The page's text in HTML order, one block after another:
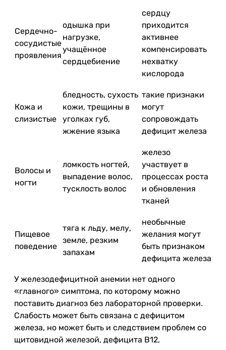
Сердечно-
сосудистые
проявления
одышка при
нагрузке,
учащённое
сердцебиение
сердцу
приходится
активнее
компенсировать
нехватку
кислорода
Кожа и
слизистые
бледность, сухость
кожи, трещины в
уголках губ,
жжение языка
такие признаки
могут
сопровождать
дефицит железа
Волосы и
ногти
ломкость ногтей,
выпадение волос,
тусклость волос
железо
участвует в
процессах роста
и обновления
тканей
Пищевое
поведение
тяга к льду, мелу,
земле, резким
запахам
необычные
желания могут
быть признаком
дефицита железа
У железодефицитной анемии нет одного
«главного» симптома, по которому можно
поставить диагноз без лабораторной проверки.
Слабость может быть связана с дефицитом
железа, но может быть и следствием проблем со
щитовидной железой, дефицита B12,